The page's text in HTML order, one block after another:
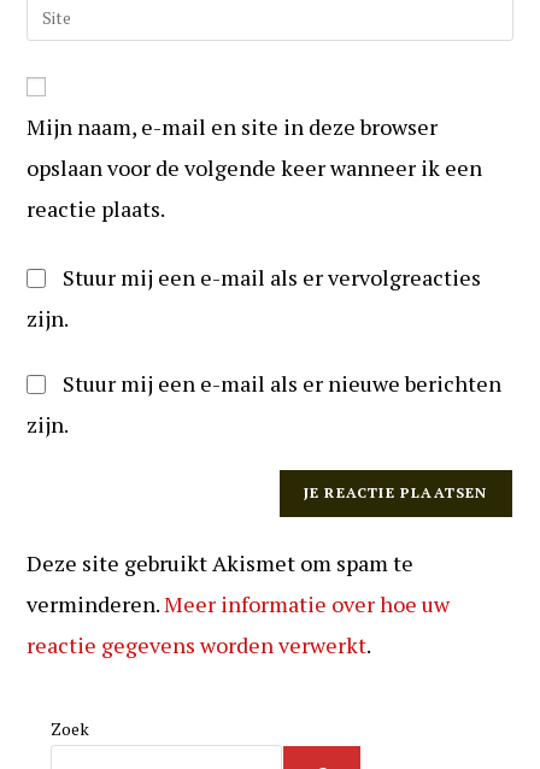
mail
om
te
reageren
Vul
uw
URL
in
(optioneel)
Mijn naam, e-mail en site in deze browser
opslaan voor de volgende keer wanneer ik een
reactie plaats.
Stuur mij een e-mail als er vervolgreacties
zijn.
Stuur mij een e-mail als er nieuwe berichten
zijn.
Deze site gebruikt Akismet om spam te
verminderen.Meer informatie over hoe uw
reactie gegevens worden verwerkt.
Zoek